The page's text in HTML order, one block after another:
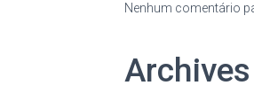
Nenhum comentário
Archives